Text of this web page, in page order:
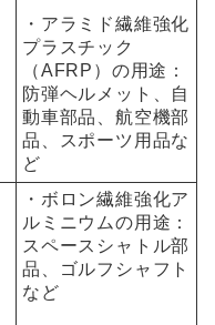
・アラミド繊維強化
プラスチック
（AFRP）の用途：
防弾ヘルメット、自
動車部品、航空機部
品、スポーツ用品な
ど
・ボロン繊維強化ア
ルミニウムの用途：
スペースシャトル部
品、ゴルフシャフト
など